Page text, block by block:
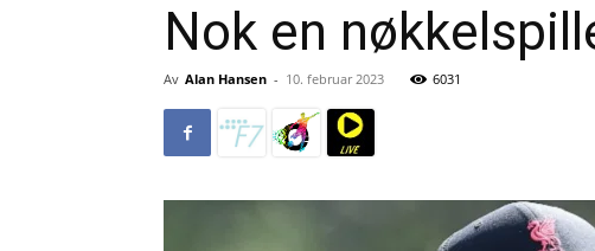
Nok en
Av Alan Hansen - 10. februar 2023 6031